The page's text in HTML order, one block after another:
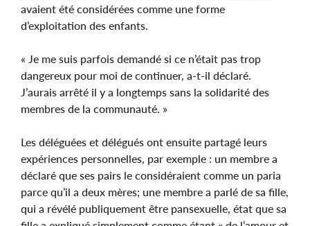
avaient été considérées comme une forme
d’exploitation des enfants.
« Je me suis parfois demandé si ce n’était pas trop
dangereux pour moi de continuer, a-t-il déclaré.
J’aurais arrêté il y a longtemps sans la solidarité des
membres de la communauté. »
Les déléguées et délégués ont ensuite partagé leurs
expériences personnelles, par exemple : un membre a
déclaré que ses pairs le considéraient comme un paria
parce qu’il a deux mères; une membre a parlé de sa fille,
qui a révélé publiquement être pansexuelle, état que sa